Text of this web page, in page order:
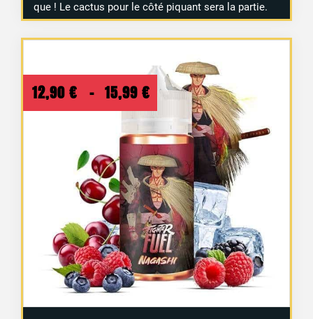
que ! Le cactus pour le côté piquant sera la partie.
12,90 € – 15,99 € Plage
de
prix :
12,90 €
à
15,99 €